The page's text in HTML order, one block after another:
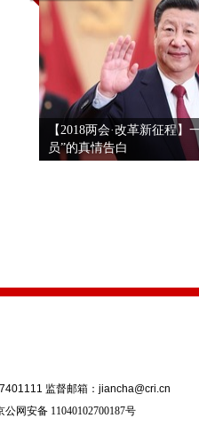
【2018两会·改革新征程】
员”的真情告白
监督邮箱：jiancha@cri.cn
公网安备 11040102700187号